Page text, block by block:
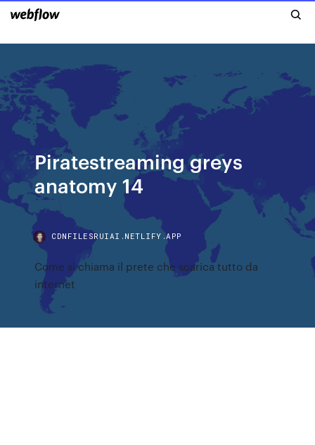
Piratestreaming greys
anatomy 14
CDNFILESRUIAI.NETLIFY.APP
Come si chiama il prete che scarica tutto da
internet